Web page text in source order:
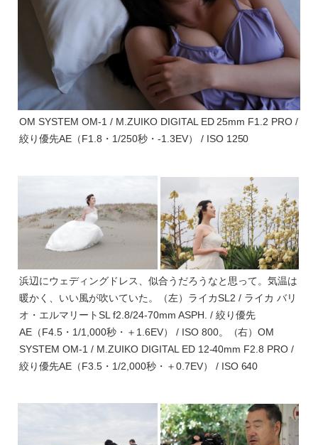
OM SYSTEM OM-1 / M.ZUIKO DIGITAL ED 25mm F1.2 PRO /
絞り優先AE（F1.8・1/250秒・-1.3EV） / ISO 1250
浜辺にウェディングドレス、似合うだろうなと思って。気温は
暖かく、いい風が吹いていた。（左）ライカSL2 / ライカ バリ
オ・エルマリートSL f2.8/24-70mm ASPH. / 絞り優先
AE（F4.5・1/1,000秒・＋1.6EV） / ISO 800。（右）OM
SYSTEM OM-1 / M.ZUIKO DIGITAL ED 12-40mm F2.8 PRO /
絞り優先AE（F3.5・1/2,000秒・＋0.7EV） / ISO 640